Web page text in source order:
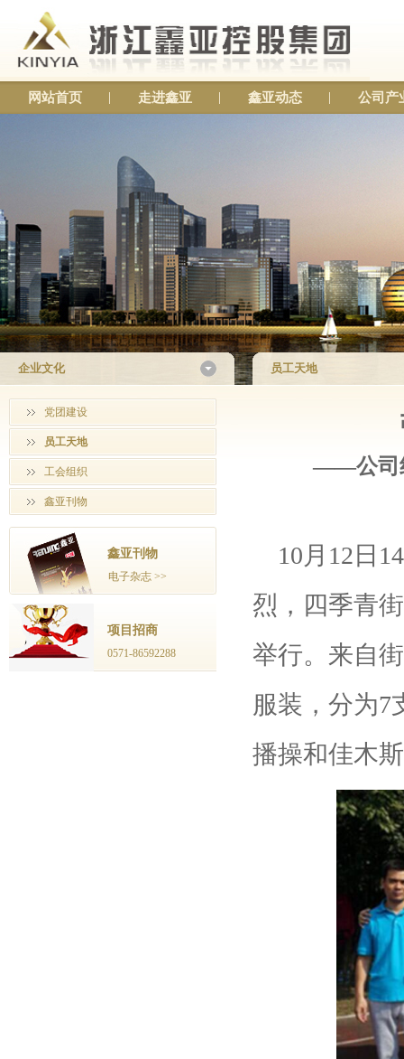
网站首页 走进鑫亚 鑫亚动态 公司产
员工天地
——公司
10月12日
烈，四季青
举行。来自
服装，分为7
播操和佳木
企业文化
党团建设
员工天地
工会组织
鑫亚刊物
鑫亚刊物
电子杂志 >>
项目招商
0571-86592288